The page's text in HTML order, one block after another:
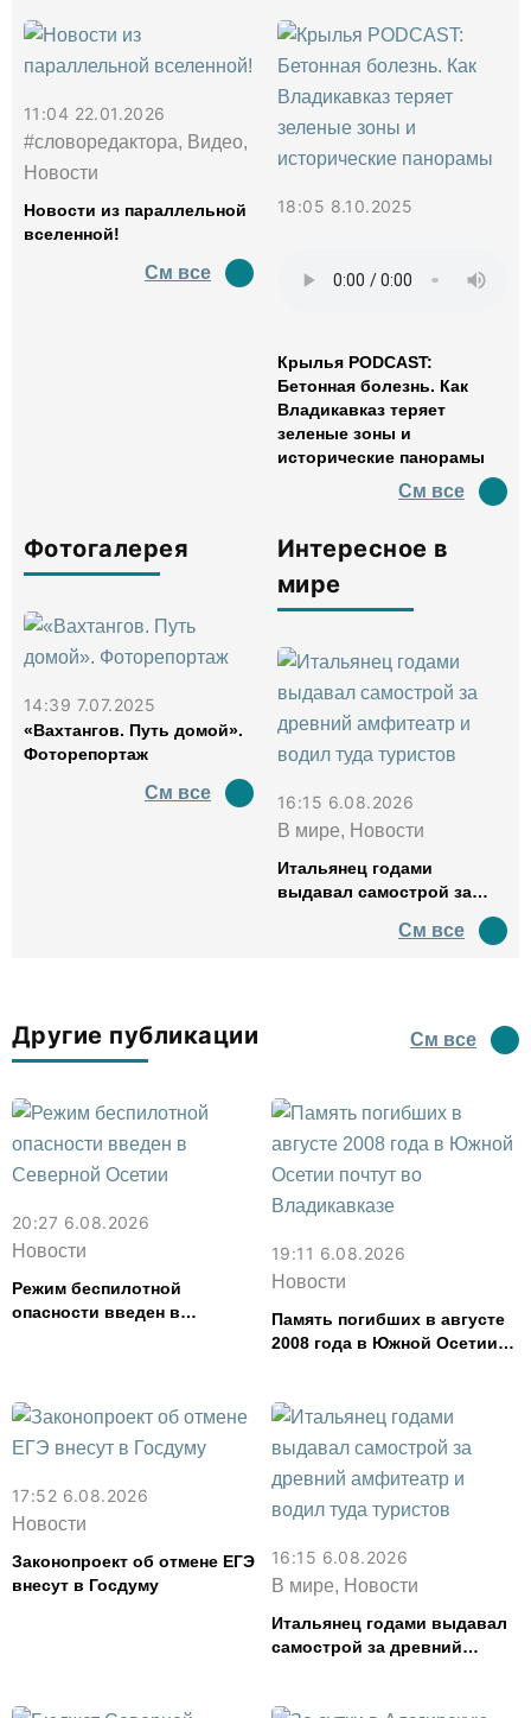
11:04 22.01.2026
#словоредактора, Видео,
Новости
Новости из параллельной
вселенной!
См все
18:05 8.10.2025
Крылья PODCAST:
Бетонная болезнь. Как
Владикавказ теряет
зеленые зоны и
исторические панорамы
См все
Фотогалерея
14:39 7.07.2025
«Вахтангов. Путь домой».
Фоторепортаж
См все
Интересное в
мире
16:15 6.08.2026
В мире, Новости
Итальянец годами
выдавал самострой за
водил туда туристов
См все
Другие публикации См все
20:27 6.08.2026
Новости
Режим беспилотной
опасности введен в
19:11 6.08.2026
Новости
Память погибших в августе
2008 года в Южной Осетии
17:52 6.08.2026
Новости
Законопроект об отмене ЕГЭ
внесут в Госдуму
16:15 6.08.2026
В мире, Новости
Итальянец годами выдавал
самострой за древний